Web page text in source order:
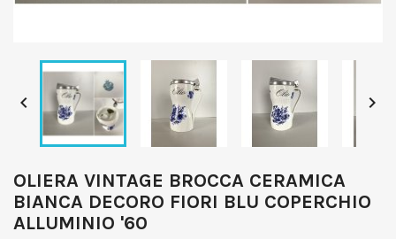
 
OLIERA VINTAGE BROCCA CERAMICA
BIANCA DECORO FIORI BLU COPERCHIO
ALLUMINIO '60